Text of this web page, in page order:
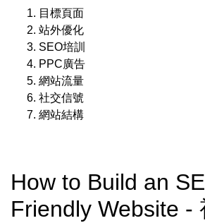
目標頁面
站外優化
SEO培訓
PPC廣告
網站流量
社交信號
網站結構
How to Build an
Friendly Website -